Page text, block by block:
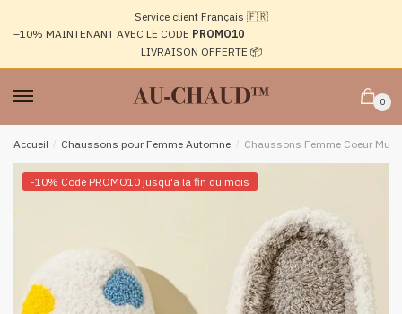
navigation
Service client Français 🇫🇷
–10% MAINTENANT AVEC LE CODE PROMO10
LIVRAISON OFFERTE 📦
0
Accueil / Chaussons pour Femme Automne / Chaussons Femme Coeur
-10% Code PROMO10 jusqu'a la fin du mois